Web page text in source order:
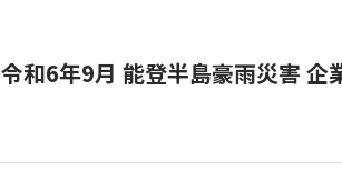
令和6年9月 能登半島豪雨災害 企